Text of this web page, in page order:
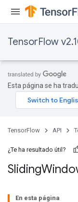
TensorFlow
Esta página se ha
TensorFlow API
¿Te ha resultado útil?
Sliding
En esta página